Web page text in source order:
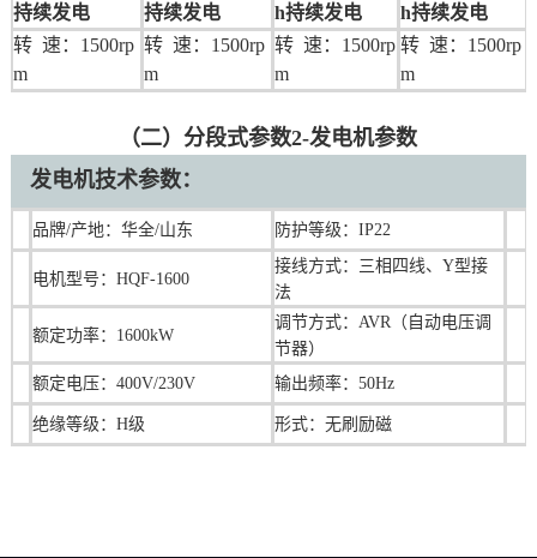
持续发电
持续发电
h持续发电
h持续发电
转 速：1500rp
m
转 速：1500rp
m
转 速：1500rp
m
转 速：1500rp
m
（二）分段式参数2-发电机参数
发电机技术参数：
品牌/产地：华全/山东 防护等级：IP22
电机型号：HQF-1600
接线方式：三相四线、Y型接
法
额定功率：1600kW
调节方式：AVR（自动电压调
节器）
额定电压：400V/230V
输出频率：50Hz
绝缘等级：H级 形式：无刷励磁